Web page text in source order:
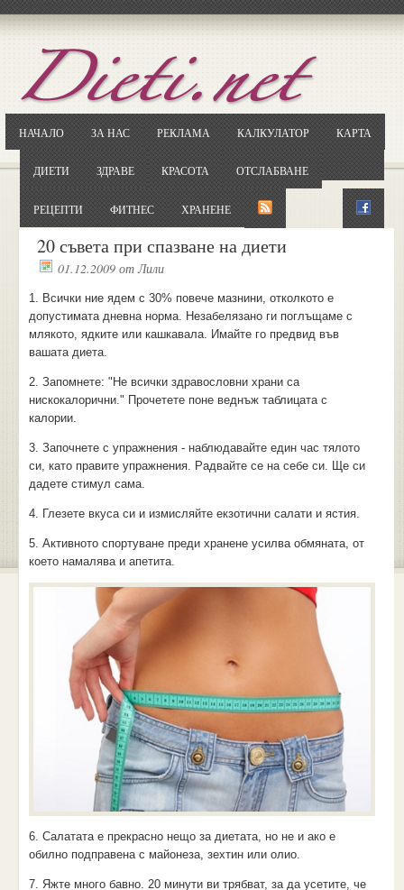
НАЧАЛО ЗА НАС РЕКЛАМА КАЛКУЛАТОР КАРТА
ДИЕТИ ЗДРАВЕ КРАСОТА ОТСЛАБВАНЕ
РЕЦЕПТИ ФИТНЕС ХРАНЕНЕ
20 съвета при спазване на диети
01.12.2009 отЛили
1. Всички ние ядем с 30% повече мазнини, отколкото е
допустимата дневна норма. Незабелязано ги поглъщаме с
млякото, ядките или кашкавала. Имайте го предвид във
вашата диета.
2. Запомнете: "Не всички здравословни храни са
нискокалорични." Прочетете поне веднъж таблицата с
калории.
3. Започнете с упражнения - наблюдавайте един час тялото
си, като правите упражнения. Радвайте се на себе си. Ще си
дадете стимул сама.
4. Глезете вкуса си и измисляйте екзотични салати и ястия.
5. Активното спортуване преди хранене усилва обмяната, от
което намалява и апетита.
6. Салатата е прекрасно нещо за диетата, но не и ако е
обилно подправена с майонеза, зехтин или олио.
7. Яжте много бавно. 20 минути ви трябват, за да усетите, че
ОтворетеGoogle.bg
Потърсете "Cloxy"
Кликнете на първия резултат
... и я въведете в полето: